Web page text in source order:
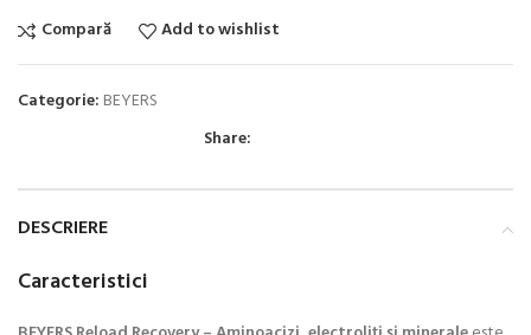
Compară
Add to wishlist
Categorie: BEYERS
Share:
DESCRIERE
Caracteristici